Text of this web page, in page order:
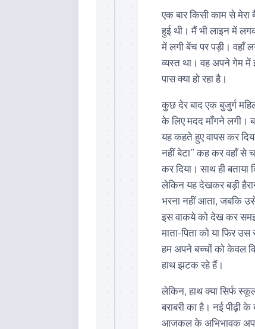
एक बार किसी काम से
हुई थी। मैं भी लाइन में
में लगी बेंच पर पड़ी।
व्यस्त था। वह अपने गेम में
पास क्या हो रहा है।
कुछ देर बाद एक बुजुर्ग
के लिए मदद माँगने लगी।
यह कहते हुए वापस कर
नहीं बेटा” कह कर वहाँ से
कर दिया। साथ ही
लेकिन यह देखकर बड़ी
भरना नहीं आता, जबकि
इस वाकये को देख कर
माता-पिता को या फिर उस
हम अपने बच्चों को केवल
हाथ झटक रहे हैं।
लेकिन, हाथ क्या सिर्फ
बराबरी का है। नई पीढ़ी
आजकल के अभिभावक अपने